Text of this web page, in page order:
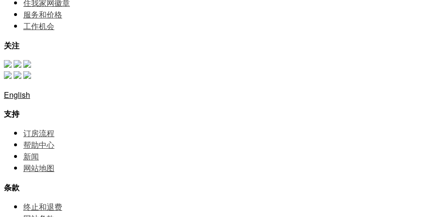
住我家网徽章
服务和价格
⼯作机会
关注
English
支持
订房流程
帮助中⼼
新闻
网站地图
条款
终止和退费